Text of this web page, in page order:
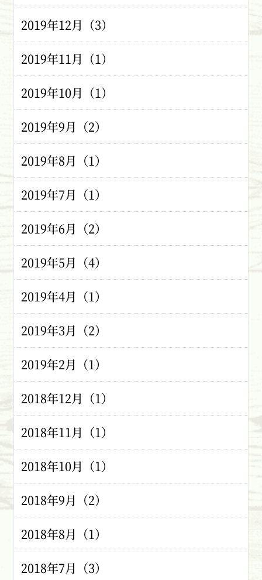
2019年12月（3）
2019年11月（1）
2019年10月（1）
2019年9月（2）
2019年8月（1）
2019年7月（1）
2019年6月（2）
2019年5月（4）
2019年4月（1）
2019年3月（2）
2019年2月（1）
2018年12月（1）
2018年11月（1）
2018年10月（1）
2018年9月（2）
2018年8月（1）
2018年7月（3）